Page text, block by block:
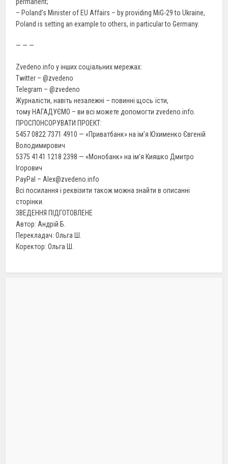
permanent;
– Poland’s Minister of EU Affairs – by providing MiG-29 to Ukraine,
Poland is setting an example to others, in particular to Germany.
— — —
Zvedeno.info у інших соціальних мережах:
Twitter – @zvedeno
Telegram – @zvedeno
Журналісти, навіть незалежні – повинні щось їсти,
тому НАГАДУЄМО – ви всі можете допомогти zvedeno.info.
ПРОСПОНСОРУВАТИ ПРОЕКТ:
5457 0822 7371 4910 — «Приватбанк» на ім’я Юхименко Євгеній
Володимирович
5375 4141 1218 2398 — «Монобанк» на ім’я Кияшко Дмитро
Ігорович
PayPal – Alex@zvedeno.info
Всі посилання і реквізити також можна знайти в описанні
сторінки.
ЗВЕДЕННЯ ПІДГОТОВЛЕНЕ
Автор: Андрій Б.
Перекладач: Ольга Ш.
Коректор: Ольга Ш.